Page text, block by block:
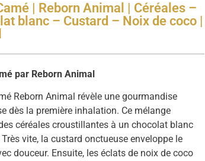
| Reborn Animal | Céréales –
blanc – Custard – Noix de coco |
par Reborn Animal
Reborn Animal révèle une gourmandise
dès la première inhalation. Ce mélange
céréales croustillantes à un chocolat blanc
vite, la custard onctueuse enveloppe le
douceur. Ensuite, les éclats de noix de coco